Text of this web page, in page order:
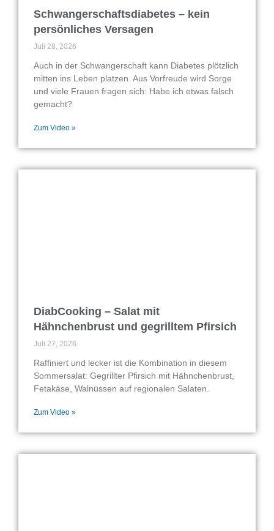
Schwangerschaftsdiabetes – kein
persönliches Versagen
Juli 28, 2026
Auch in der Schwangerschaft kann Diabetes plötzlich
mitten ins Leben platzen. Aus Vorfreude wird Sorge
und viele Frauen fragen sich: Habe ich etwas falsch
gemacht?
Zum Video »
DiabCooking – Salat mit
Hähnchenbrust und gegrilltem Pfirsich
Juli 27, 2026
Raffiniert und lecker ist die Kombination in diesem
Sommersalat: Gegrillter Pfirsich mit Hähnchenbrust,
Fetakäse, Walnüssen auf regionalen Salaten.
Zum Video »